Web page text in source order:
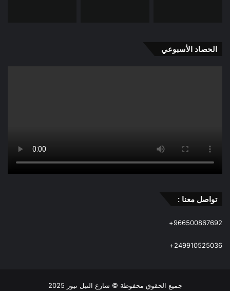
الحصاد الأسبوعي
تواصل معنا :
966500867692+
249910525036+
جميع الحقوق محفوظة © شارع النيل نيوز 2025